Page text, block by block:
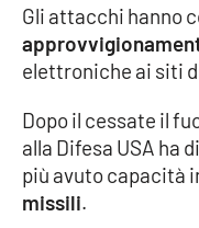
Lacapitalenews.it
Ilreggino.it
Cosenzachannel.it
Ilvibonese.it
Gli attacchi hanno
elettroniche ai siti
Dopo il cessate il
alla Difesa USA ha
più avuto capacità
missili.